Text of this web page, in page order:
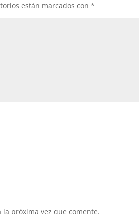
están marcados con*
próxima vez que comente.